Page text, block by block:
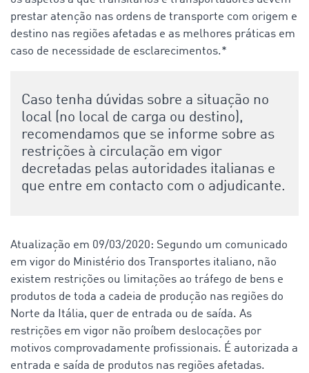
prestar atenção nas ordens de transporte com origem e
destino nas regiões afetadas e as melhores práticas em
caso de necessidade de esclarecimentos.*
Caso tenha dúvidas sobre a situação no
local (no local de carga ou destino),
recomendamos que se informe sobre as
restrições à circulação em vigor
decretadas pelas autoridades italianas e
que entre em contacto com o adjudicante.
Atualização em 09/03/2020: Segundo um comunicado
em vigor do Ministério dos Transportes italiano, não
existem restrições ou limitações ao tráfego de bens e
produtos de toda a cadeia de produção nas regiões do
Norte da Itália, quer de entrada ou de saída. As
restrições em vigor não proíbem deslocações por
motivos comprovadamente profissionais. É autorizada a
entrada e saída de produtos nas regiões afetadas.